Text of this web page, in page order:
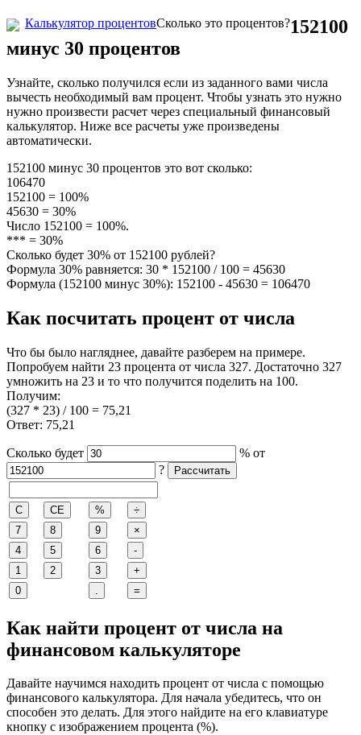
Skip
content
Калькулятор процентовСколько это процентов?152100
минус 30 процентов
Узнайте, сколько получился если из заданного вами числа
вычесть необходимый вам процент. Чтобы узнать это нужно
нужно произвести расчет через специальный финансовый
калькулятор. Ниже все расчеты уже произведены
автоматически.
152100 минус 30 процентов это вот сколько:
106470
152100 = 100%
45630 = 30%
Число 152100 = 100%.
*** = 30%
Сколько будет 30% от 152100 рублей?
Формула 30% равняется: 30 * 152100 / 100 = 45630
Формула (152100 минус 30%): 152100 - 45630 = 106470
Как посчитать процент от числа
Что бы было нагляднее, давайте разберем на примере.
Попробуем найти 23 процента от числа 327. Достаточно 327
умножить на 23 и то что получится поделить на 100.
Получим:
(327 * 23) / 100 = 75,21
Ответ: 75,21
Сколько будет % от
?
Как найти процент от числа на
финансовом калькуляторе
Давайте научимся находить процент от числа с помощью
финансового калькулятора. Для начала убедитесь, что он
способен это делать. Для этого найдите на его клавиатуре
кнопку с изображением процента (%).